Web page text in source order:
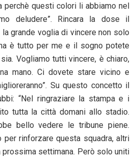
perchè questi colori li abbiamo nel
deludere”. Rincara la dose il
grande voglia di vincere non solo
è tutto per me e il sogno potete
Vogliamo tutti vincere, è chiaro,
mano. Ci dovete stare vicino e
Su questo concetto il
“Nel ringraziare la stampa e i
tutta la città domani allo stadio.
bello vedere le tribune piene.
rinforzare questa squadra, altri
settimana. Però solo uniti